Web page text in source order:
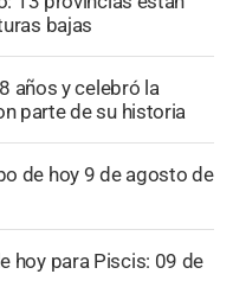
bajas
años y celebró la
parte de su historia
de hoy 9 de agosto de
hoy para Piscis: 09 de